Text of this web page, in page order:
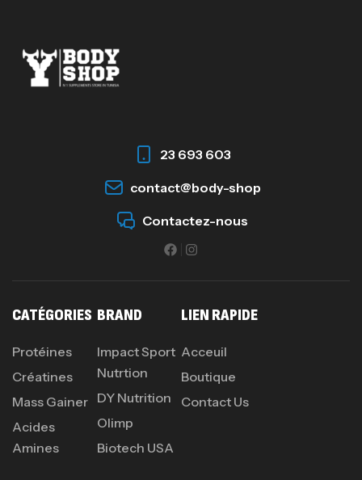
23 693 603
contact@body-shop
Contactez-nous
CATÉGORIES
Protéines
Créatines
Mass Gainer
Acides
Amines
BRAND
Impact Sport
Nutrtion
DY Nutrition
Olimp
Biotech USA
LIEN RAPIDE
Acceuil
Boutique
Contact Us